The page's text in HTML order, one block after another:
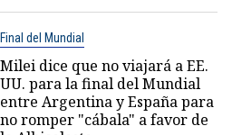
Final del Mundial
Milei dice que no viajará a EE.
UU. para la final del Mundial
entre Argentina y España para
no romper "cábala" a favor de